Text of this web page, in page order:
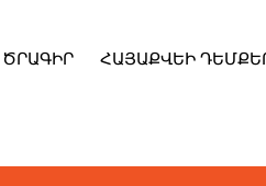
ԾՐԱԳԻՐ ՀԱՅԱՔՎԵԻ